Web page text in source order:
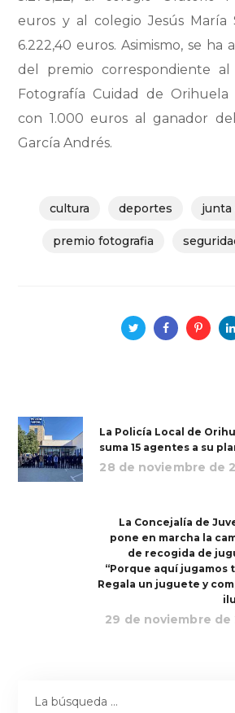
euros y al colegio Jesús María
6.222,40 euros. Asimismo, se ha
del premio correspondiente
Fotografía Cuidad de Orihuela
con 1.000 euros al ganador
García Andrés.
cultura deportes junta
premio fotografia
La Policía Local de
suma 15 agentes a su
28 de noviembre de
La Concejalía de
pone en marcha la
de recogida de
“Porque aquí jugamos
Regala un juguete y
29 de noviembre de